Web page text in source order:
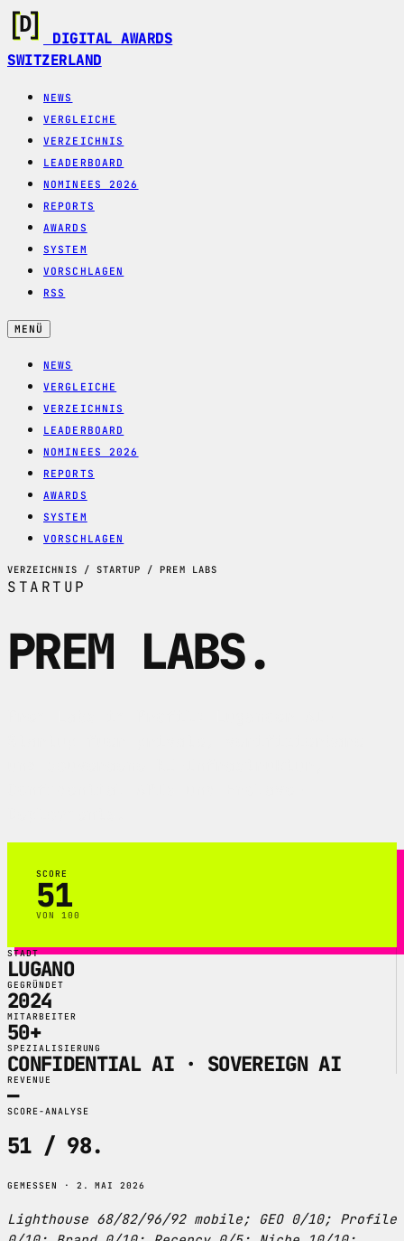
DIGITAL AWARDS
SWITZERLAND
NEWS
VERGLEICHE
VERZEICHNIS
LEADERBOARD
NOMINEES 2026
REPORTS
AWARDS
SYSTEM
VORSCHLAGEN
RSS
MENÜ
NEWS
VERGLEICHE
VERZEICHNIS
LEADERBOARD
NOMINEES 2026
REPORTS
AWARDS
SYSTEM
VORSCHLAGEN
VERZEICHNIS / STARTUP / PREM LABS
STARTUP
PREM LABS.
SCORE
51
VON 100
STADT
LUGANO
GEGRÜNDET
2024
MITARBEITER
50+
SPEZIALISIERUNG
CONFIDENTIAL AI · SOVEREIGN AI
REVENUE
—
SCORE-ANALYSE
51 / 98.
GEMESSEN · 2. MAI 2026
Lighthouse 68/82/96/92 mobile; GEO 0/10; Profile